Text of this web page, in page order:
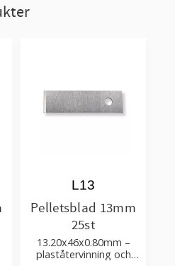
Pelletsblad 13mm
25st
13.20x46x0.80mm –
plaståtervinning och
L13